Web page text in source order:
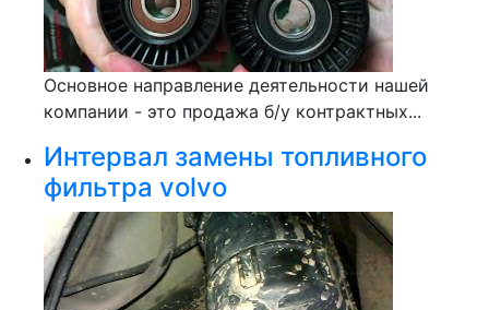
Основное направление деятельности нашей
компании - это продажа б/у контрактных...
Интервал замены топливного
фильтра volvo